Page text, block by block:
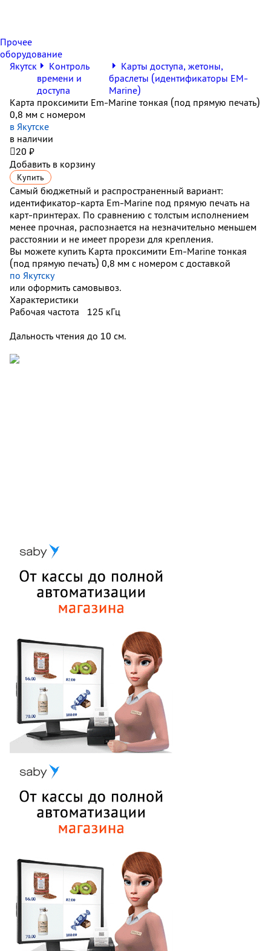
Прочее
оборудование
Якутск
Контроль
времени и
доступа
Карты доступа, жетоны,
браслеты (идентификаторы EM-
Marine)
Карта проксимити Em-Marine тонкая (под прямую печать)
0,8 мм с номером
в Якутске
в наличии
20 ₽
Добавить в корзину
Купить
Самый бюджетный и распространенный вариант:
идентификатор-карта Em-Marine под прямую печать на
карт-принтерах. По сравнению с толстым исполнением
менее прочная, распознается на незначительно меньшем
расстоянии и не имеет прорези для крепления.
Вы можете купить Карта проксимити Em-Marine тонкая
(под прямую печать) 0,8 мм с номером с доставкой
по Якутску
или оформить самовывоз.
Характеристики
Рабочая частота
125 кГц
Дальность чтения до 10 см.